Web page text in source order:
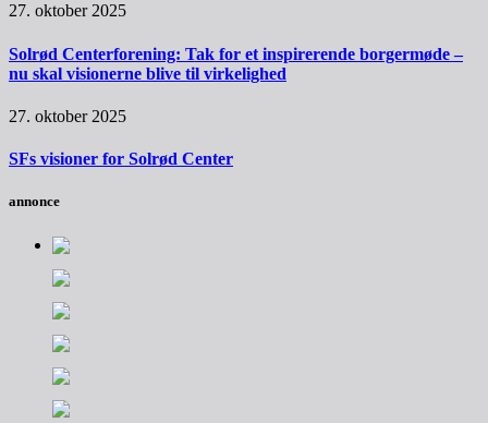
27. oktober 2025
Solrød Centerforening: Tak for et inspirerende borgermøde –
nu skal visionerne blive til virkelighed
27. oktober 2025
SFs visioner for Solrød Center
annonce